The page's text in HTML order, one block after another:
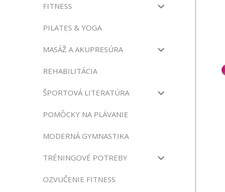
FITNESS
PILATES & YOGA
MASÁŽ A AKUPRESÚRA
REHABILITÁCIA
ŠPORTOVÁ LITERATÚRA
POMÔCKY NA PLÁVANIE
MODERNÁ GYMNASTIKA
TRÉNINGOVÉ POTREBY
OZVUČENIE FITNESS